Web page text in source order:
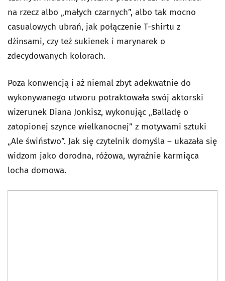
na rzecz albo „małych czarnych”, albo tak mocno
casualowych ubrań, jak połączenie T-shirtu z
dżinsami, czy też sukienek i marynarek o
zdecydowanych kolorach.
Poza konwencją i aż niemal zbyt adekwatnie do
wykonywanego utworu potraktowała swój aktorski
wizerunek Diana Jonkisz, wykonując „Balladę o
zatopionej szynce wielkanocnej” z motywami sztuki
„Ale świństwo”. Jak się czytelnik domyśla – ukazała się
widzom jako dorodna, różowa, wyraźnie karmiąca
locha domowa.